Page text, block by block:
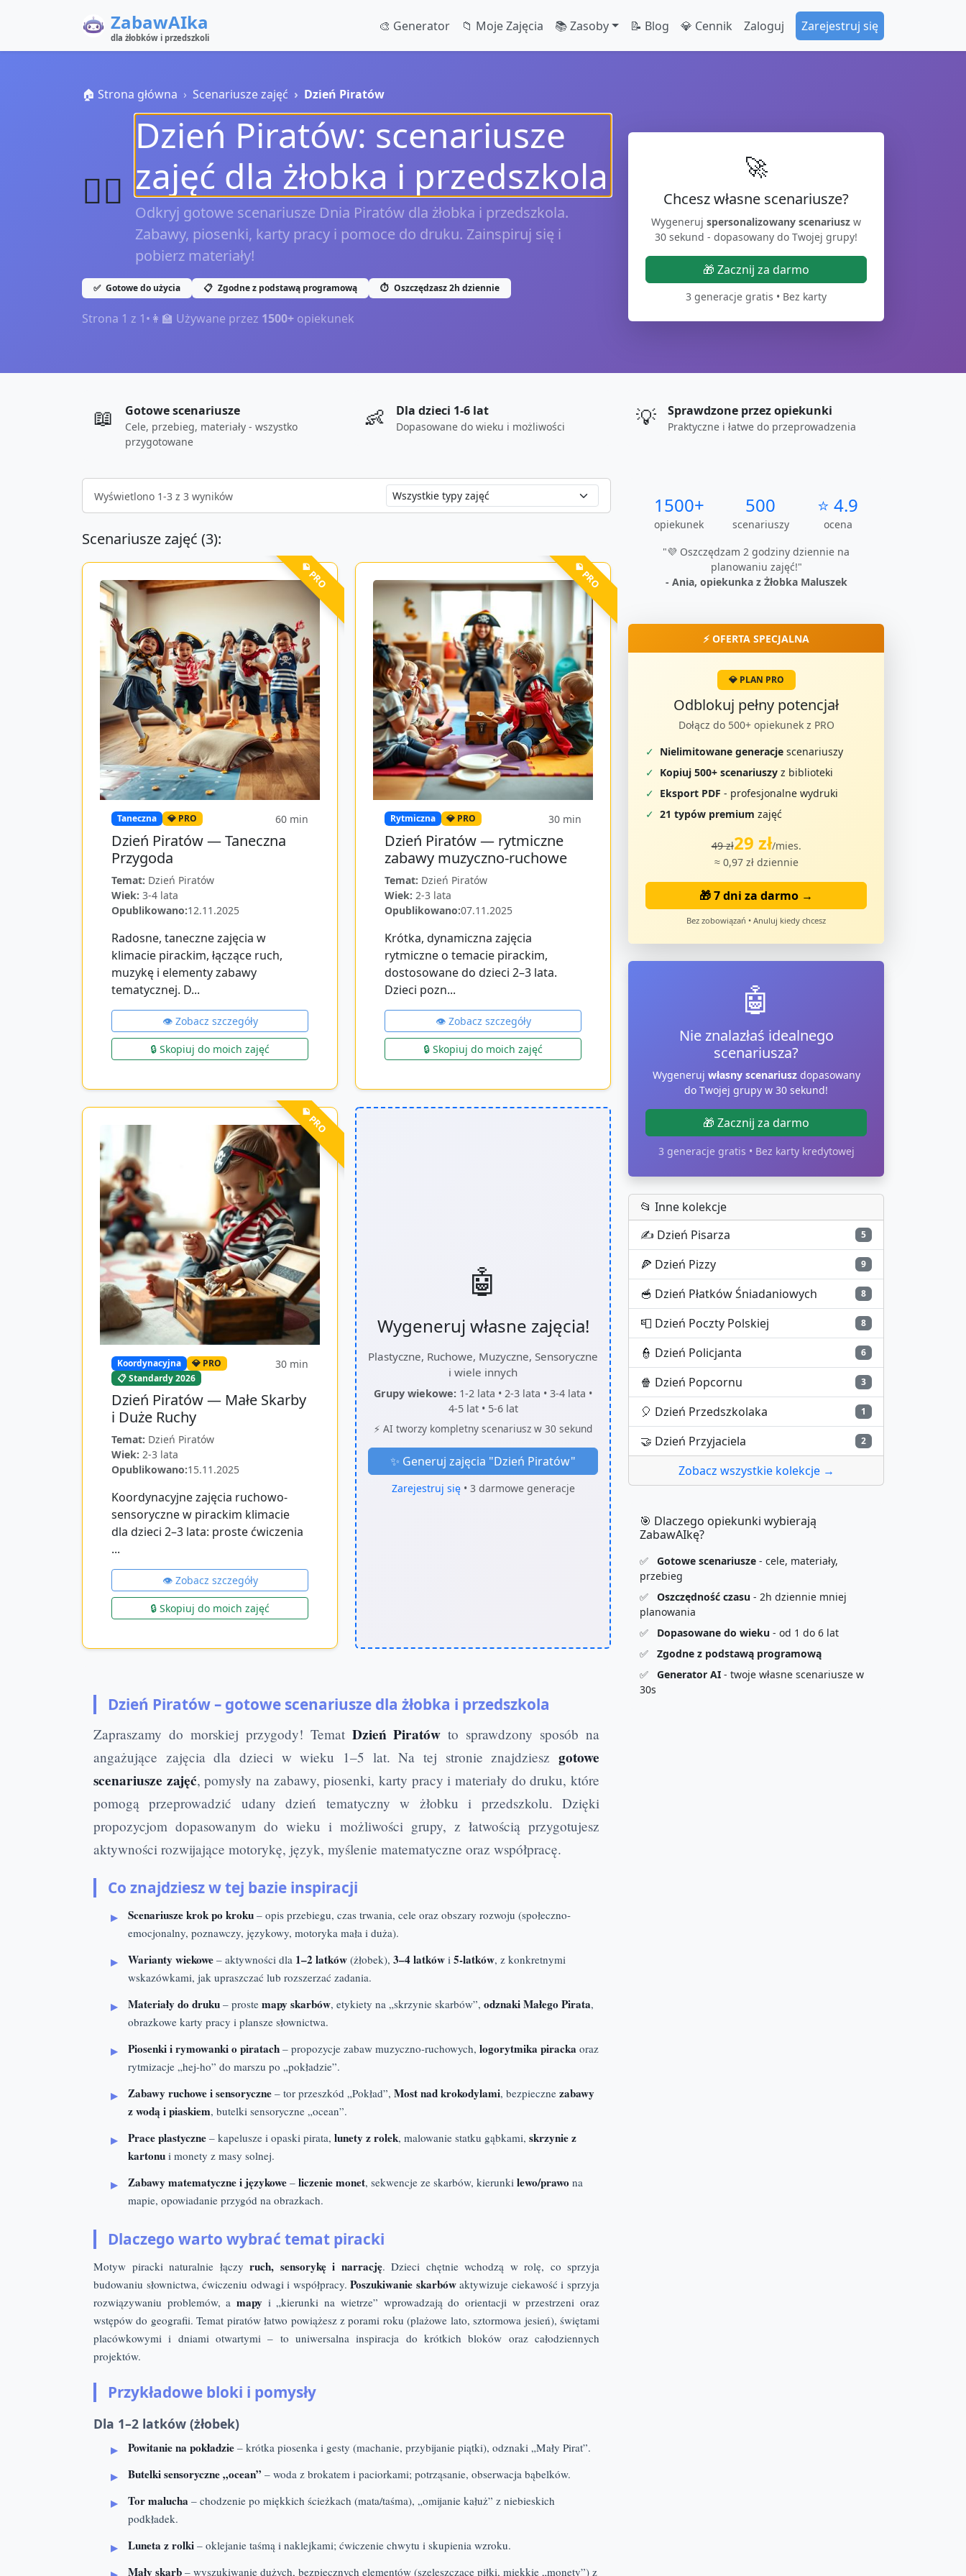
ZabawAIka
dla żłobków i przedszkoli
🎨 Generator 📁 Moje Zajęcia 📚 Zasoby 📝 Blog 💎 Cennik Zaloguj Zarejestruj się
🏠 Strona główna Scenariusze zajęć Dzień Piratów
🏴‍☠️
Dzień Piratów: scenariusze
zajęć dla żłobka i przedszkola
Odkryj gotowe scenariusze Dnia Piratów dla żłobka i przedszkola.
Zabawy, piosenki, karty pracy i pomoce do druku. Zainspiruj się i
pobierz materiały!
✅ Gotowe do użycia 📋 Zgodne z podstawą programową ⏱️ Oszczędzasz 2h dziennie
Strona 1 z 1• 👩‍🏫 Używane przez 1500+ opiekunek
🚀
Chcesz własne scenariusze?
Wygeneruj spersonalizowany scenariusz w
30 sekund - dopasowany do Twojej grupy!
🎁 Zacznij za darmo
3 generacje gratis • Bez karty
📖 Gotowe scenariusze
Cele, przebieg, materiały - wszystko
przygotowane
👶 Dla dzieci 1-6 lat
Dopasowane do wieku i możliwości 💡 Sprawdzone przez opiekunki
Praktyczne i łatwe do przeprowadzenia
Wyświetlono 1-3 z 3 wyników
Scenariusze zajęć (3):
💎 PRO
Taneczna 💎 PRO 60 min
Dzień Piratów — Taneczna
Przygoda
Temat: Dzień Piratów
Wiek: 3-4 lata
Opublikowano:12.11.2025
Radosne, taneczne zajęcia w
klimacie pirackim, łączące ruch,
muzykę i elementy zabawy
tematycznej. D...
👁️ Zobacz szczegóły
🔒 Skopiuj do moich zajęć
💎 PRO
Rytmiczna 💎 PRO 30 min
Dzień Piratów — rytmiczne
zabawy muzyczno-ruchowe
Temat: Dzień Piratów
Wiek: 2-3 lata
Opublikowano:07.11.2025
Krótka, dynamiczna zajęcia
rytmiczne o temacie pirackim,
dostosowane do dzieci 2–3 lata.
Dzieci pozn...
👁️ Zobacz szczegóły
🔒 Skopiuj do moich zajęć
💎 PRO
Koordynacyjna
💎 PRO
📋 Standardy 2026
30 min
Dzień Piratów — Małe Skarby
i Duże Ruchy
Temat: Dzień Piratów
Wiek: 2-3 lata
Opublikowano:15.11.2025
Koordynacyjne zajęcia ruchowo-
sensoryczne w pirackim klimacie
dla dzieci 2–3 lata: proste ćwiczenia
...
👁️ Zobacz szczegóły
🔒 Skopiuj do moich zajęć
🤖
Wygeneruj własne zajęcia!
Plastyczne, Ruchowe, Muzyczne, Sensoryczne
i wiele innych
Grupy wiekowe: 1-2 lata • 2-3 lata • 3-4 lata •
4-5 lat • 5-6 lat
⚡ AI tworzy kompletny scenariusz w 30 sekund
✨ Generuj zajęcia "Dzień Piratów"
Zarejestruj się• 3 darmowe generacje
Dzień Piratów – gotowe scenariusze dla żłobka i przedszkola
Zapraszamy do morskiej przygody! Temat Dzień Piratów to sprawdzony sposób na
angażujące zajęcia dla dzieci w wieku 1–5 lat. Na tej stronie znajdziesz gotowe
scenariusze zajęć, pomysły na zabawy, piosenki, karty pracy i materiały do druku, które
pomogą przeprowadzić udany dzień tematyczny w żłobku i przedszkolu. Dzięki
propozycjom dopasowanym do wieku i możliwości grupy, z łatwością przygotujesz
aktywności rozwijające motorykę, język, myślenie matematyczne oraz współpracę.
Co znajdziesz w tej bazie inspiracji
Scenariusze krok po kroku – opis przebiegu, czas trwania, cele oraz obszary rozwoju (społeczno-
emocjonalny, poznawczy, językowy, motoryka mała i duża).
Warianty wiekowe – aktywności dla 1–2 latków (żłobek), 3–4 latków i 5-latków, z konkretnymi
wskazówkami, jak upraszczać lub rozszerzać zadania.
Materiały do druku – proste mapy skarbów, etykiety na „skrzynie skarbów”, odznaki Małego Pirata,
obrazkowe karty pracy i plansze słownictwa.
Piosenki i rymowanki o piratach – propozycje zabaw muzyczno-ruchowych, logorytmika piracka oraz
rytmizacje „hej-ho” do marszu po „pokładzie”.
Zabawy ruchowe i sensoryczne – tor przeszkód „Pokład”, Most nad krokodylami, bezpieczne zabawy
z wodą i piaskiem, butelki sensoryczne „ocean”.
Prace plastyczne – kapelusze i opaski pirata, lunety z rolek, malowanie statku gąbkami, skrzynie z
kartonu i monety z masy solnej.
Zabawy matematyczne i językowe – liczenie monet, sekwencje ze skarbów, kierunki lewo/prawo na
mapie, opowiadanie przygód na obrazkach.
Dlaczego warto wybrać temat piracki
Motyw piracki naturalnie łączy ruch, sensorykę i narrację. Dzieci chętnie wchodzą w rolę, co sprzyja
budowaniu słownictwa, ćwiczeniu odwagi i współpracy.Poszukiwanie skarbówaktywizuje ciekawość i sprzyja
rozwiązywaniu problemów, amapy i „kierunki na wietrze” wprowadzają do orientacji w przestrzeni oraz
wstępów do geografii. Temat piratów łatwo powiążesz z porami roku (plażowe lato, sztormowa jesień), świętami
placówkowymi i dniami otwartymi – to uniwersalna inspiracja do krótkich bloków oraz całodziennych
projektów.
Przykładowe bloki i pomysły
Dla 1–2 latków (żłobek)
Powitanie na pokładzie – krótka piosenka i gesty (machanie, przybijanie piątki), odznaki „Mały Pirat”.
Butelki sensoryczne „ocean” – woda z brokatem i paciorkami; potrząsanie, obserwacja bąbelków.
Tor malucha – chodzenie po miękkich ścieżkach (mata/taśma), „omijanie kałuż” z niebieskich
podkładek.
Luneta z rolki – oklejanie taśmą i naklejkami; ćwiczenie chwytu i skupienia wzroku.
Mały skarb – wyszukiwanie dużych, bezpiecznych elementów (szeleszczące piłki, miękkie „monety”) z
1500+
opiekunek
500
scenariuszy
⭐ 4.9
ocena
"💜 Oszczędzam 2 godziny dziennie na
planowaniu zajęć!"
- Ania, opiekunka z Żłobka Maluszek
⚡ OFERTA SPECJALNA
💎 PLAN PRO
Odblokuj pełny potencjał
Dołącz do 500+ opiekunek z PRO
✓ Nielimitowane generacje scenariuszy
✓ Kopiuj 500+ scenariuszy z biblioteki
✓ Eksport PDF - profesjonalne wydruki
✓ 21 typów premium zajęć
49 zł29 zł/mies.
≈ 0,97 zł dziennie
🎁 7 dni za darmo →
Bez zobowiązań • Anuluj kiedy chcesz
🤖
Nie znalazłaś idealnego
scenariusza?
Wygeneruj własny scenariuszdopasowany
do Twojej grupy w 30 sekund!
🎁 Zacznij za darmo
3 generacje gratis • Bez karty kredytowej
📂 Inne kolekcje
✍️ Dzień Pisarza 5
🍕 Dzień Pizzy 9
🥣 Dzień Płatków Śniadaniowych 8
📮 Dzień Poczty Polskiej 8
👮 Dzień Policjanta 6
🍿 Dzień Popcornu 3
🎈 Dzień Przedszkolaka 1
🤝 Dzień Przyjaciela 2
Zobacz wszystkie kolekcje →
🎯 Dlaczego opiekunki wybierają
ZabawAIkę?
✅ Gotowe scenariusze - cele, materiały,
przebieg
✅
Oszczędność czasu - 2h dziennie mniej
planowania
✅
Dopasowane do wieku - od 1 do 6 lat
✅
Zgodne z podstawą programową
✅
Generator AI - twoje własne scenariusze w
30s